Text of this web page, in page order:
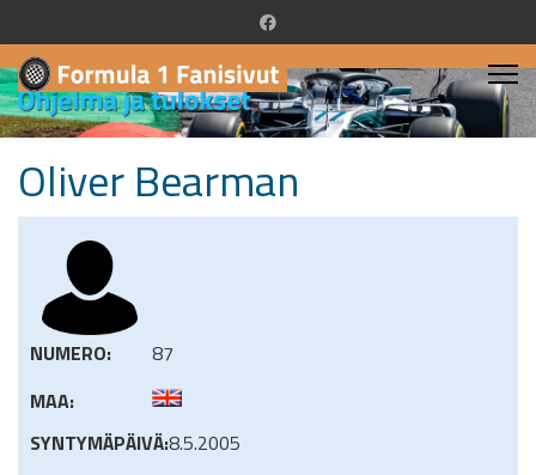
Oliver Bearman
NUMERO:
87
MAA:
SYNTYMÄPÄIVÄ:8.5.2005